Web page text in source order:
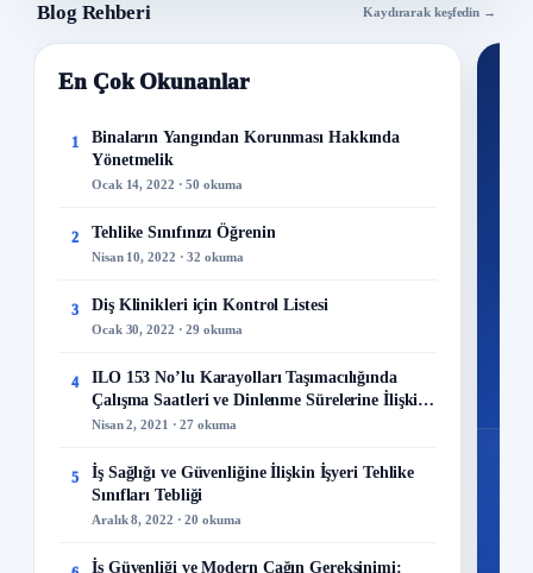
Blog Rehberi Kaydırarak keşfedin →
En Çok Okunanlar
1
Binaların Yangından Korunması Hakkında
Yönetmelik
Ocak 14, 2022 · 50 okuma
2 Tehlike Sınıfınızı Öğrenin
Nisan 10, 2022 · 32 okuma
3 Diş Klinikleri için Kontrol Listesi
Ocak 30, 2022 · 29 okuma
4
ILO 153 No’lu Karayolları Taşımacılığında
Çalışma Saatleri ve Dinlenme Sürelerine İlişkin
Sözleşme
Nisan 2, 2021 · 27 okuma
5
İş Sağlığı ve Güvenliğine İlişkin İşyeri Tehlike
Sınıfları Tebliği
Aralık 8, 2022 · 20 okuma
İş Güvenliği ve Modern Çağın Gereksinimi: